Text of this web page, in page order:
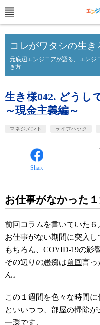
コレがワタシの生き
元底辺エンジニアが語る、エンジ
き方
生き様042. どうし
～現金主義編～
マネジメント ライフハック
Share
お仕事がなかった１
前回コラムを書いていた
お仕事がない期間に突入し
もちろん、COVID-19の影
その辺りの愚痴は前回言っ
ん。
この１週間を色々な時間に
といいつつ、部屋の掃除が
一環です。